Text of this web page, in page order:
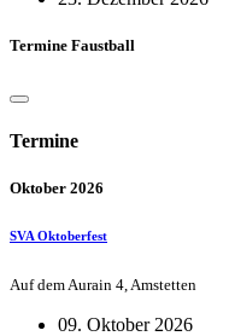
Termine Faustball
Termine
Oktober 2026
SVA Oktoberfest
Auf dem Aurain 4, Amstetten
09. Oktober 2026